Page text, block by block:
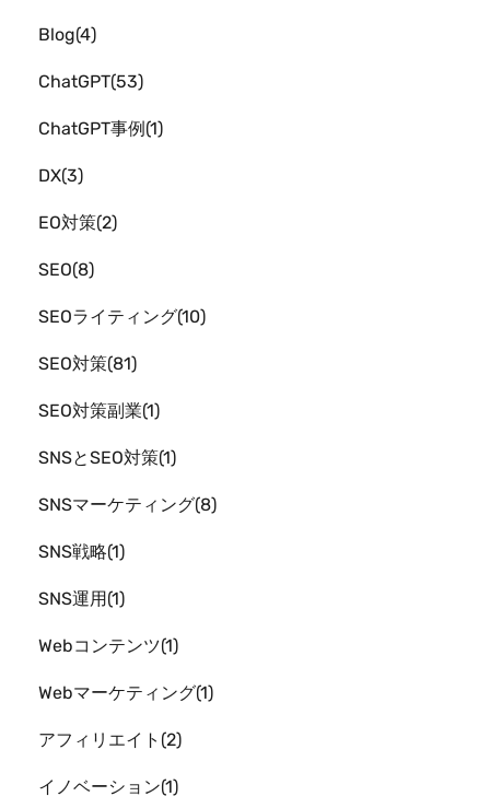
Blog 4
ChatGPT 53
ChatGPT事例 1
DX 3
EO対策 2
SEO 8
SEOライティング 10
SEO対策 81
SEO対策副業 1
SNSとSEO対策 1
SNSマーケティング 8
SNS戦略 1
SNS運用 1
Webコンテンツ 1
Webマーケティング 1
アフィリエイト 2
イノベーション 1